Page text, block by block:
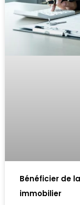
Bénéficier de
immobilier